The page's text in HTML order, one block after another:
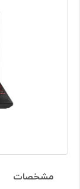
مشخصات